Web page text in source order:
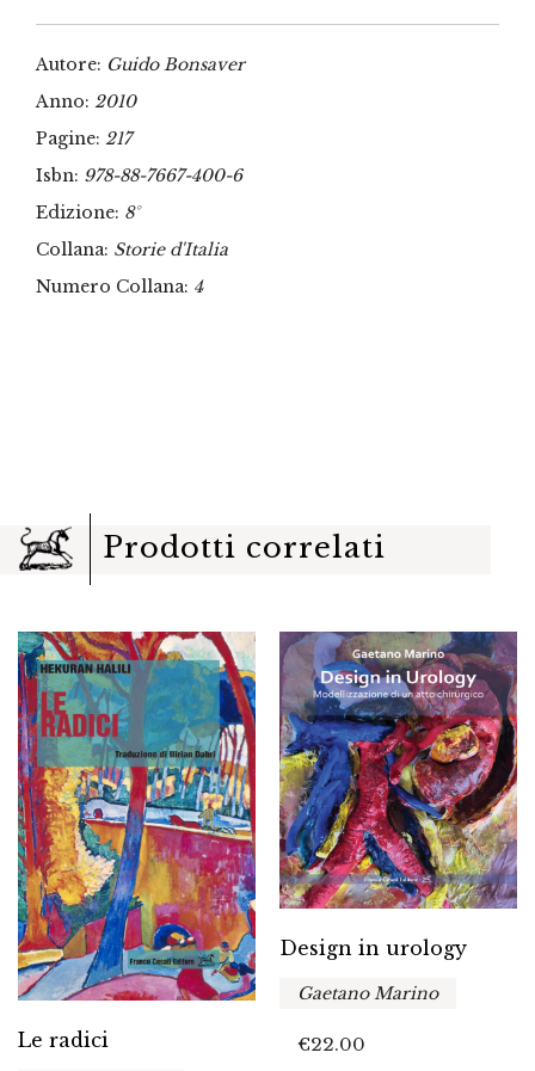
Autore: Guido Bonsaver
Anno: 2010
Pagine: 217
Isbn: 978-88-7667-400-6
Edizione: 8°
Collana: Storie d'Italia
Numero Collana: 4
Prodotti correlati
Le radici
Design in urology
Gaetano Marino
€22.00